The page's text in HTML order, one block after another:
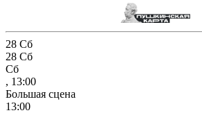
28 Сб
28 Сб
Сб
, 13:00
Большая сцена
13:00